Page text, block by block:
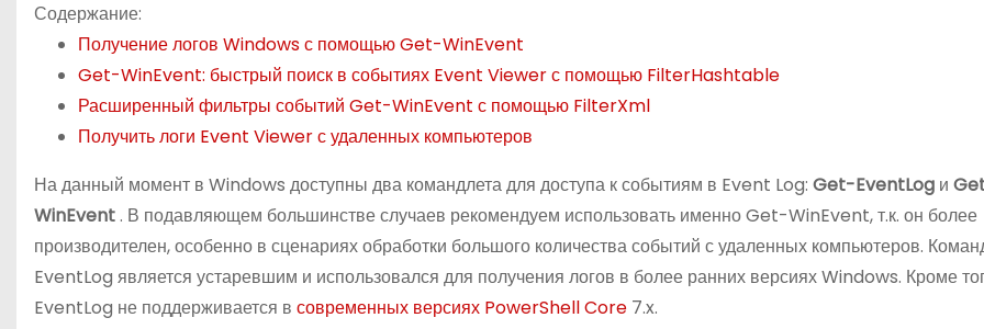
Содержание:
Получение логов Windows с помощью Get-WinEvent
Get-WinEvent: быстрый поиск в событиях Event Viewer с помощью FilterHashtable
Расширенный фильтры событий Get-WinEvent с помощью FilterXml
Получить логи Event Viewer с удаленных компьютеров
На данный момент в Windows доступны два командлета для доступа к событиям в Event Log: Get-EventLog и
WinEvent. В подавляющем большинстве случаев рекомендуем использовать именно Get-WinEvent, т.к. он более
производителен, особенно в сценариях обработки большого количества событий с удаленных компьютеров.
EventLog является устаревшим и использовался для получения логов в более ранних версиях Windows. Кроме
EventLog не поддерживается в современных версиях PowerShell Core 7.x.